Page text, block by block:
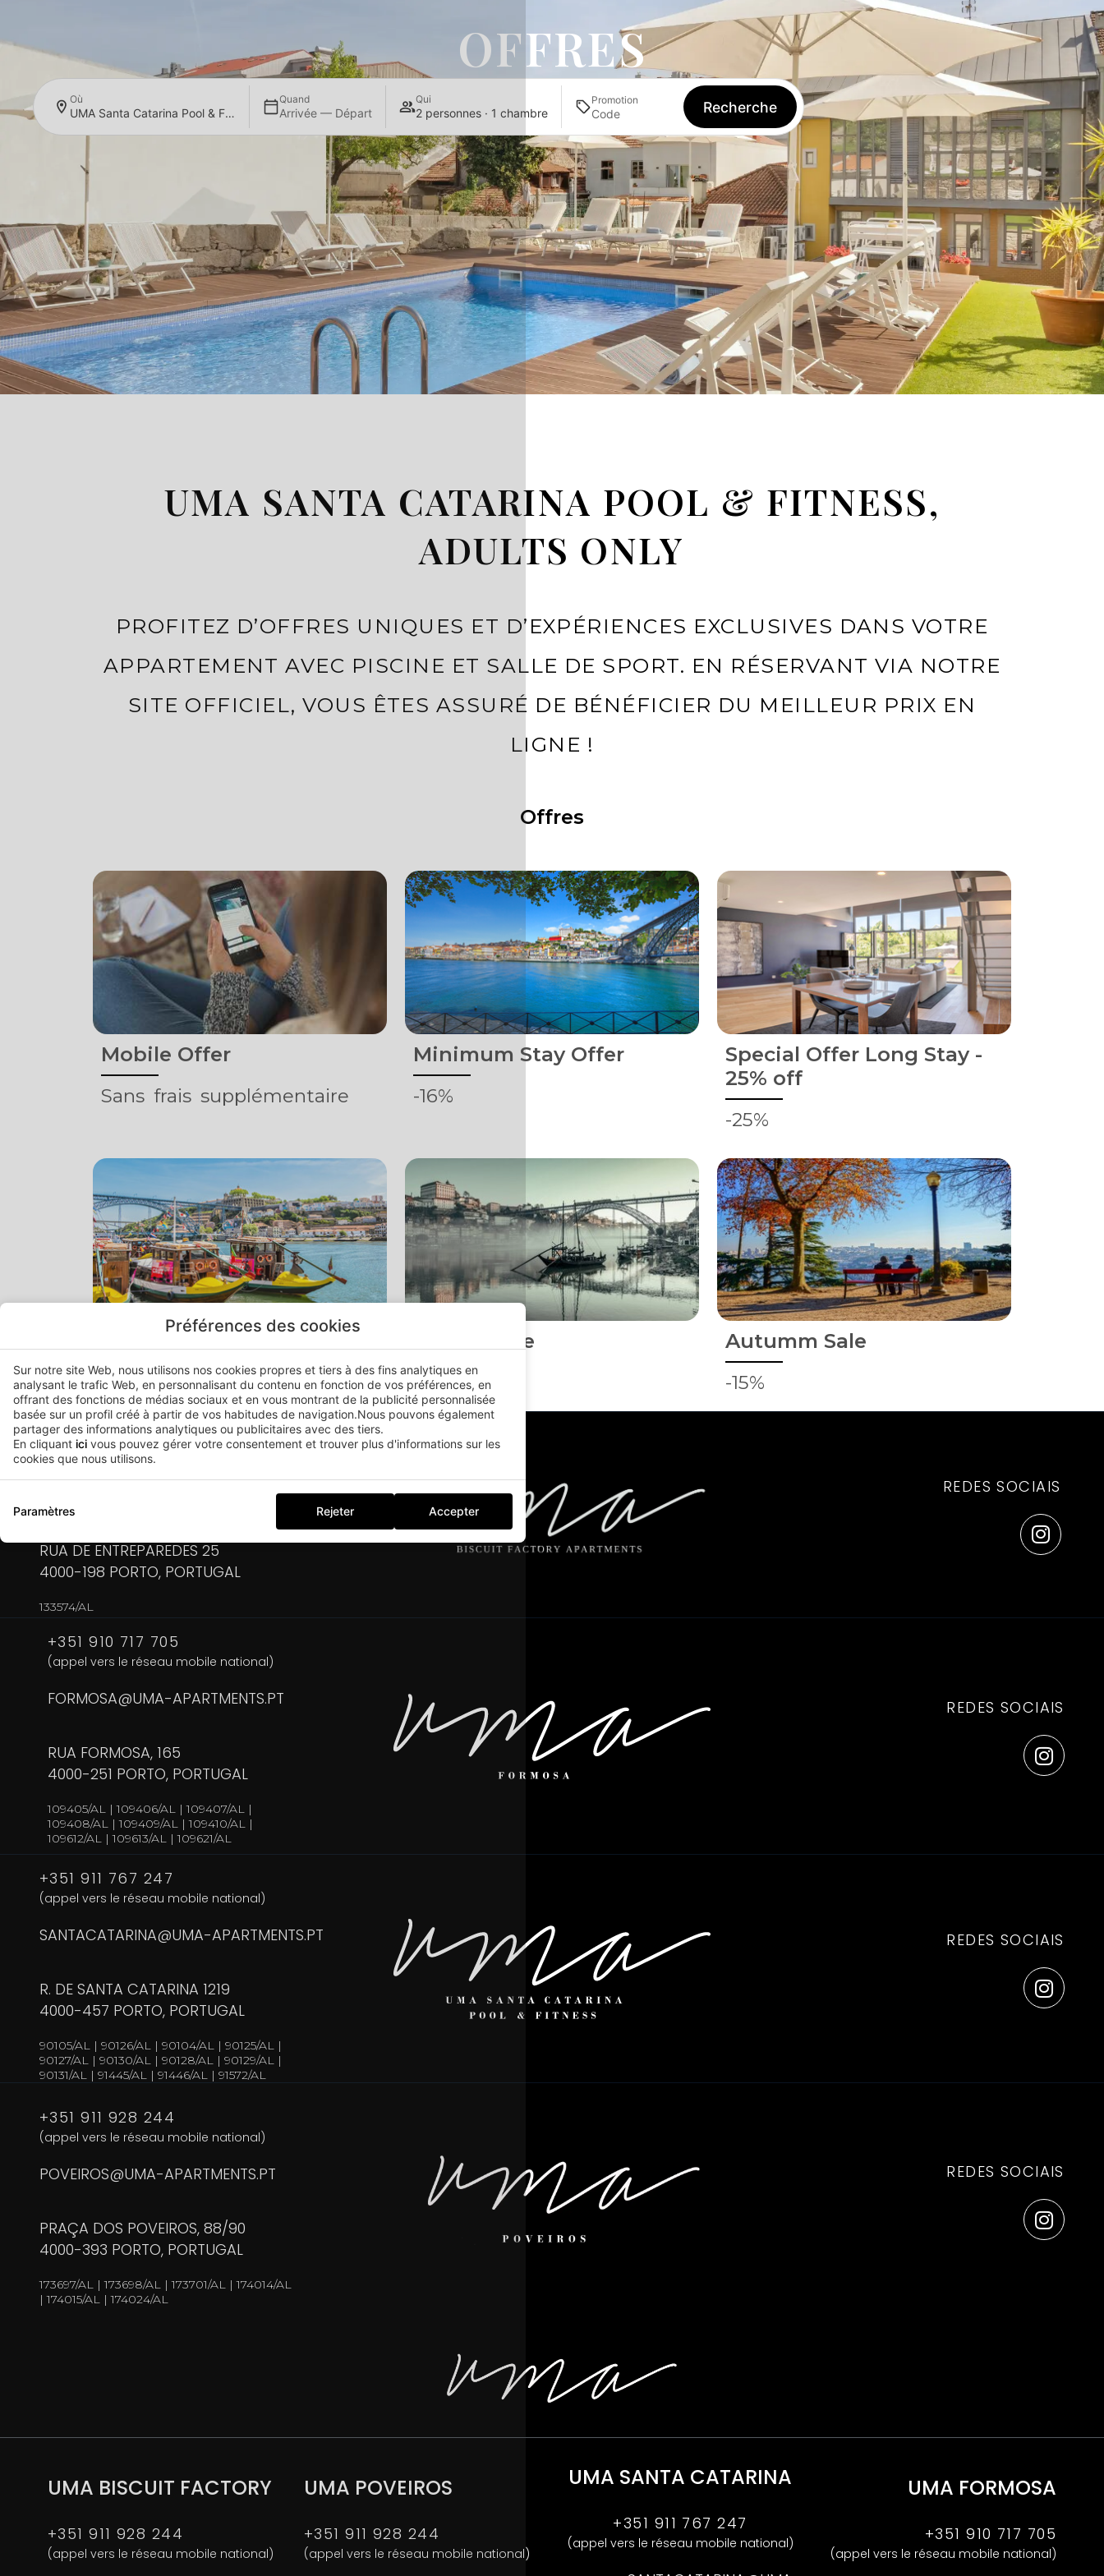
Se
connecter
Réserver
OFFRES
Où
UMA Santa Catarina Pool & Fitness
Quand
Arrivée — Départ
Qui
2 personnes · 1 chambre
Promotion Recherche
UMA SANTA CATARINA POOL & FITNESS,
ADULTS ONLY
PROFITEZ D’OFFRES UNIQUES ET D’EXPÉRIENCES EXCLUSIVES DANS VOTRE
APPARTEMENT AVEC PISCINE ET SALLE DE SPORT. EN RÉSERVANT VIA NOTRE
SITE OFFICIEL, VOUS ÊTES ASSURÉ DE BÉNÉFICIER DU MEILLEUR PRIX EN
LIGNE !
Offres
Mobile Offer
Sans frais supplémentaire
Minimum Stay Offer
-16%
Special Offer Long Stay -
25% off
-25%
Summer Sale
-15%
Winter Sale
-15%
Autumm Sale
-15%
+351 911 928 244
(appel vers le réseau mobile national)
RUA DE ENTREPAREDES 25
4000-198 PORTO, PORTUGAL
133574/AL
REDES SOCIAIS
+351 910 717 705
(appel vers le réseau mobile national)
FORMOSA@UMA-APARTMENTS.PT
RUA FORMOSA, 165
4000-251 PORTO, PORTUGAL
109405/AL | 109406/AL | 109407/AL |
109408/AL | 109409/AL | 109410/AL |
109612/AL | 109613/AL | 109621/AL
REDES SOCIAIS
+351 911 767 247
(appel vers le réseau mobile national)
SANTACATARINA@UMA-APARTMENTS.PT
R. DE SANTA CATARINA 1219
4000-457 PORTO, PORTUGAL
90105/AL | 90126/AL | 90104/AL | 90125/AL |
90127/AL | 90130/AL | 90128/AL | 90129/AL |
90131/AL | 91445/AL | 91446/AL | 91572/AL
REDES SOCIAIS
+351 911 928 244
(appel vers le réseau mobile national)
POVEIROS@UMA-APARTMENTS.PT
PRAÇA DOS POVEIROS, 88/90
4000-393 PORTO, PORTUGAL
173697/AL | 173698/AL | 173701/AL | 174014/AL
| 174015/AL | 174024/AL
REDES SOCIAIS
UMA BISCUIT FACTORY
+351 911 928 244
(appel vers le réseau mobile national)
UMA POVEIROS
+351 911 928 244
(appel vers le réseau mobile national)
UMA SANTA CATARINA
+351 911 767 247
(appel vers le réseau mobile national)
UMA FORMOSA
+351 910 717 705
(appel vers le réseau mobile national)
Préférences des cookies
Sur notre site Web, nous utilisons nos cookies propres et tiers à des fins analytiques en
analysant le trafic Web, en personnalisant du contenu en fonction de vos préférences, en
offrant des fonctions de médias sociaux et en vous montrant de la publicité personnalisée
basée sur un profil créé à partir de vos habitudes de navigation.Nous pouvons également
partager des informations analytiques ou publicitaires avec des tiers.
En cliquant ici vous pouvez gérer votre consentement et trouver plus d'informations sur les
cookies que nous utilisons.
Paramètres Rejeter Accepter